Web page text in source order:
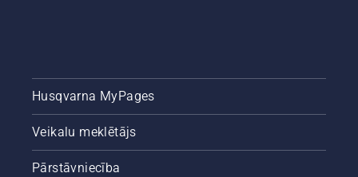
Husqvarna MyPages
Veikalu meklētājs
Pārstāvniecība